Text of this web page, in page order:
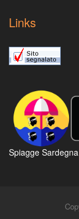
Links
Spiagge Sardegna